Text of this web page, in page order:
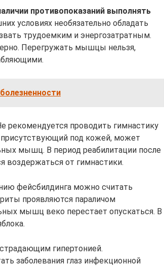
противопоказаний выполнять
условиях необязательно обладать
трудоемким и энергозатратным.
Перегружать мышцы нельзя,
рекомендуется проводить гимнастику
под кожей, может
мышц. В период реабилитации после
воздержаться от гимнастики.
фейсбилдинга можно считать
проявляются параличом
мышц веко перестает опускаться. В
гипертонией.
заболевания глаз инфекционной